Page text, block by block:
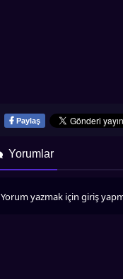
Paylaş
Yorumlar
Yorum yazmak için giriş